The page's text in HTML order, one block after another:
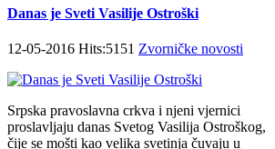
Danas je Sveti Vasilije Ostroški
12-05-2016 Hits:5151 Zvorničke novosti
Srpska pravoslavna crkva i njeni vjernici
proslavljaju danas Svetog Vasilija Ostroškog,
čije se mošti kao velika svetinja čuvaju u